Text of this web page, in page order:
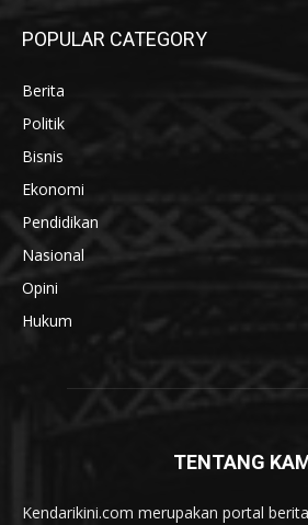
POPULAR CATEGORY
Berita
Politik
Bisnis
Ekonomi
Pendidikan
Nasional
Opini
Hukum
TENTANG
Kendarikini.com merupakan portal